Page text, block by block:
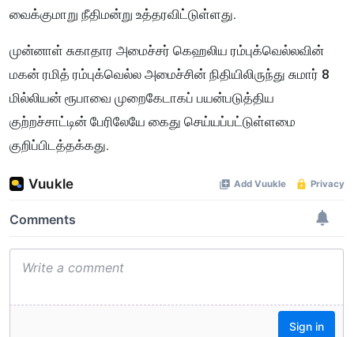
வைக்குமாறு நீதிமன்று உத்தரவிட்டுள்ளது.
முன்னாள் சுகாதார அமைச்சர் கெஹலிய ரம்புக்வெல்லவின்
மகன் ரமித் ரம்புக்வெல்ல அமைச்சின் நிதியிலிருந்து சுமார் 8
மில்லியன் ரூபாவை முறைகேடாகப் பயன்படுத்திய
குற்றச்சாட்டின் பேரிலேயே கைது செய்யப்பட்டுள்ளமை
குறிப்பிடத்தக்கது.